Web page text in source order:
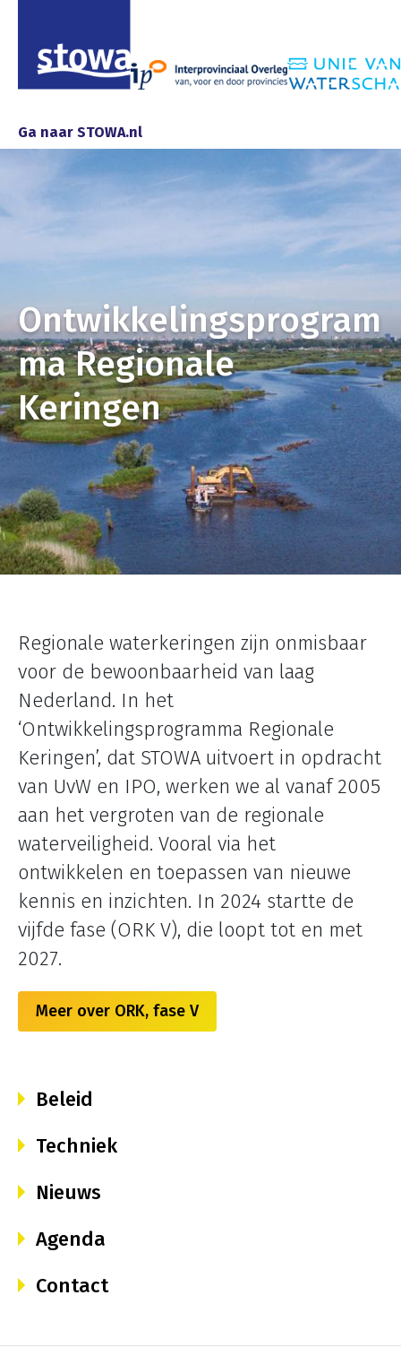
Ga naar STOWA.nl
Ontwikkelingsprogram
ma Regionale
Keringen
Regionale waterkeringen zijn onmisbaar
voor de bewoonbaarheid van laag
Nederland. In het
‘Ontwikkelingsprogramma Regionale
Keringen’, dat STOWA uitvoert in opdracht
van UvW en IPO, werken we al vanaf 2005
aan het vergroten van de regionale
waterveiligheid. Vooral via het
ontwikkelen en toepassen van nieuwe
kennis en inzichten. In 2024 startte de
vijfde fase (ORK V), die loopt tot en met
2027.
Meer over ORK, fase V
Beleid
Techniek
Nieuws
Agenda
Contact